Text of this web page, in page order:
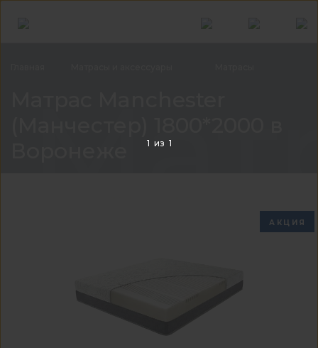
АКЦИЯ
1 из 1